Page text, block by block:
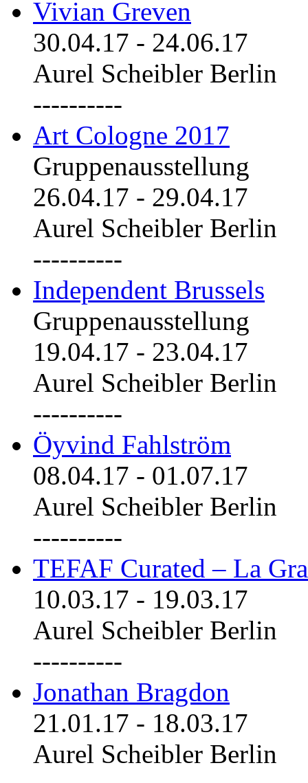
Vivian Greven
30.04.17 - 24.06.17
Aurel Scheibler Berlin
----------
Art Cologne 2017
Gruppenausstellung
26.04.17 - 29.04.17
Aurel Scheibler Berlin
----------
Independent Brussels
Gruppenausstellung
19.04.17 - 23.04.17
Aurel Scheibler Berlin
----------
Öyvind Fahlström
08.04.17 - 01.07.17
Aurel Scheibler Berlin
----------
TEFAF Curated – La
10.03.17 - 19.03.17
Aurel Scheibler Berlin
----------
Jonathan Bragdon
21.01.17 - 18.03.17
Aurel Scheibler Berlin